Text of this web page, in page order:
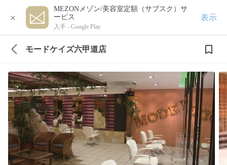
×
MEZONメゾン/美容室定額（サブスク）サ
ービス
入手 - Google Play
表示
モードケイズ六甲道店